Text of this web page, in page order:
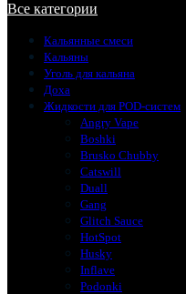
Все категории
Кальянные смеси
Кальяны
Уголь для кальяна
Доха
Жидкости для POD-систем
Angry Vape
Boshki
Brusko Chubby
Catswill
Duall
Gang
Glitch Sauce
HotSpot
Husky
Inflave
Podonki